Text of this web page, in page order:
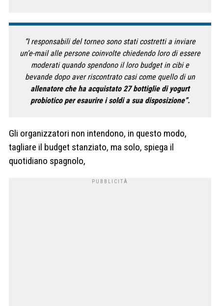
“I responsabili del torneo sono stati costretti a inviare
un’e-mail alle persone coinvolte chiedendo loro di essere
moderati quando spendono il loro budget in cibi e
bevande dopo aver riscontrato casi come quello di un
allenatore che ha acquistato 27 bottiglie di yogurt
probiotico per esaurire i soldi a sua disposizione”.
Gli organizzatori non intendono, in questo modo,
tagliare il budget stanziato, ma solo, spiega il
quotidiano spagnolo,